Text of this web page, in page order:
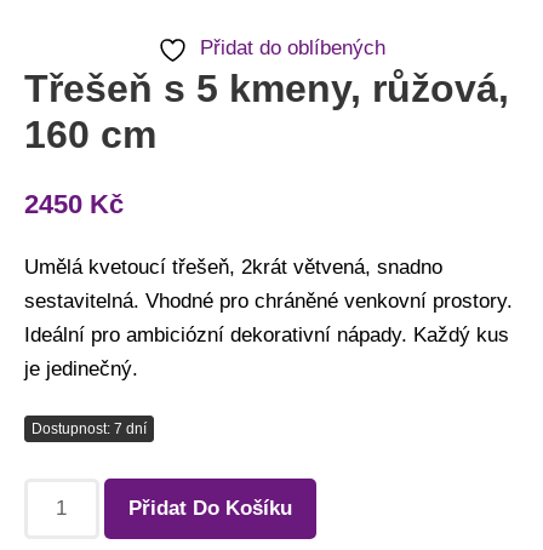
Přidat do oblíbených
Třešeň s 5 kmeny, růžová,
160 cm
2450 Kč
Umělá kvetoucí třešeň, 2krát větvená, snadno
sestavitelná. Vhodné pro chráněné venkovní prostory.
Ideální pro ambiciózní dekorativní nápady. Každý kus
je jedinečný.
Dostupnost: 7 dní
Přidat Do Košíku